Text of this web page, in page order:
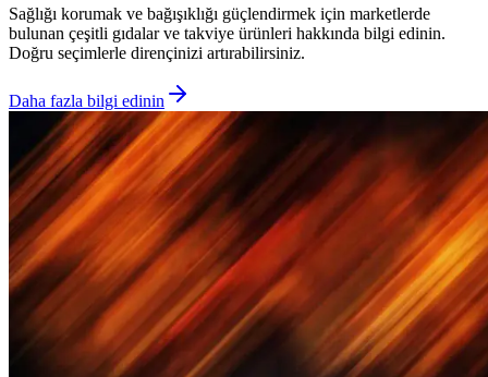
Sağlığı korumak ve bağışıklığı güçlendirmek için marketlerde
bulunan çeşitli gıdalar ve takviye ürünleri hakkında bilgi edinin.
Doğru seçimlerle dirençinizi artırabilirsiniz.
Daha fazla bilgi edinin